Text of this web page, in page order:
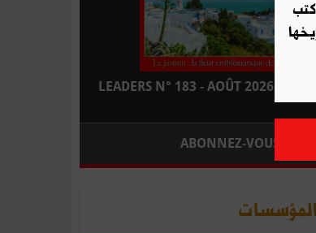
LEADERS N° 183 - AOÛT 2026 : EN
ABONNEZ-VOUS
كتب